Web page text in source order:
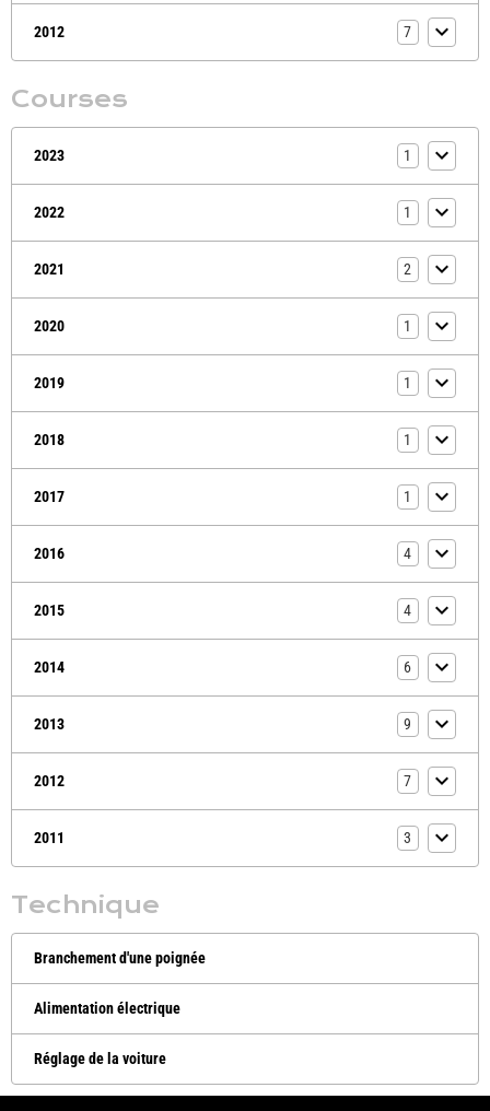
2012 7
Courses
2023 1
2022 1
2021 2
2020 1
2019 1
2018 1
2017 1
2016 4
2015 4
2014 6
2013 9
2012 7
2011 3
Technique
Branchement d'une poignée
Alimentation électrique
Réglage de la voiture